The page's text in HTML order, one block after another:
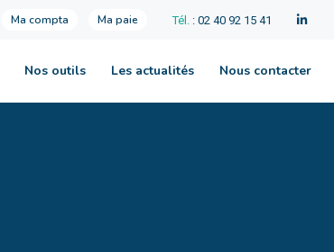
Ma compta Ma paie Tél. : 02 40 92 15 41
Nos outils Les actualités Nous contacter